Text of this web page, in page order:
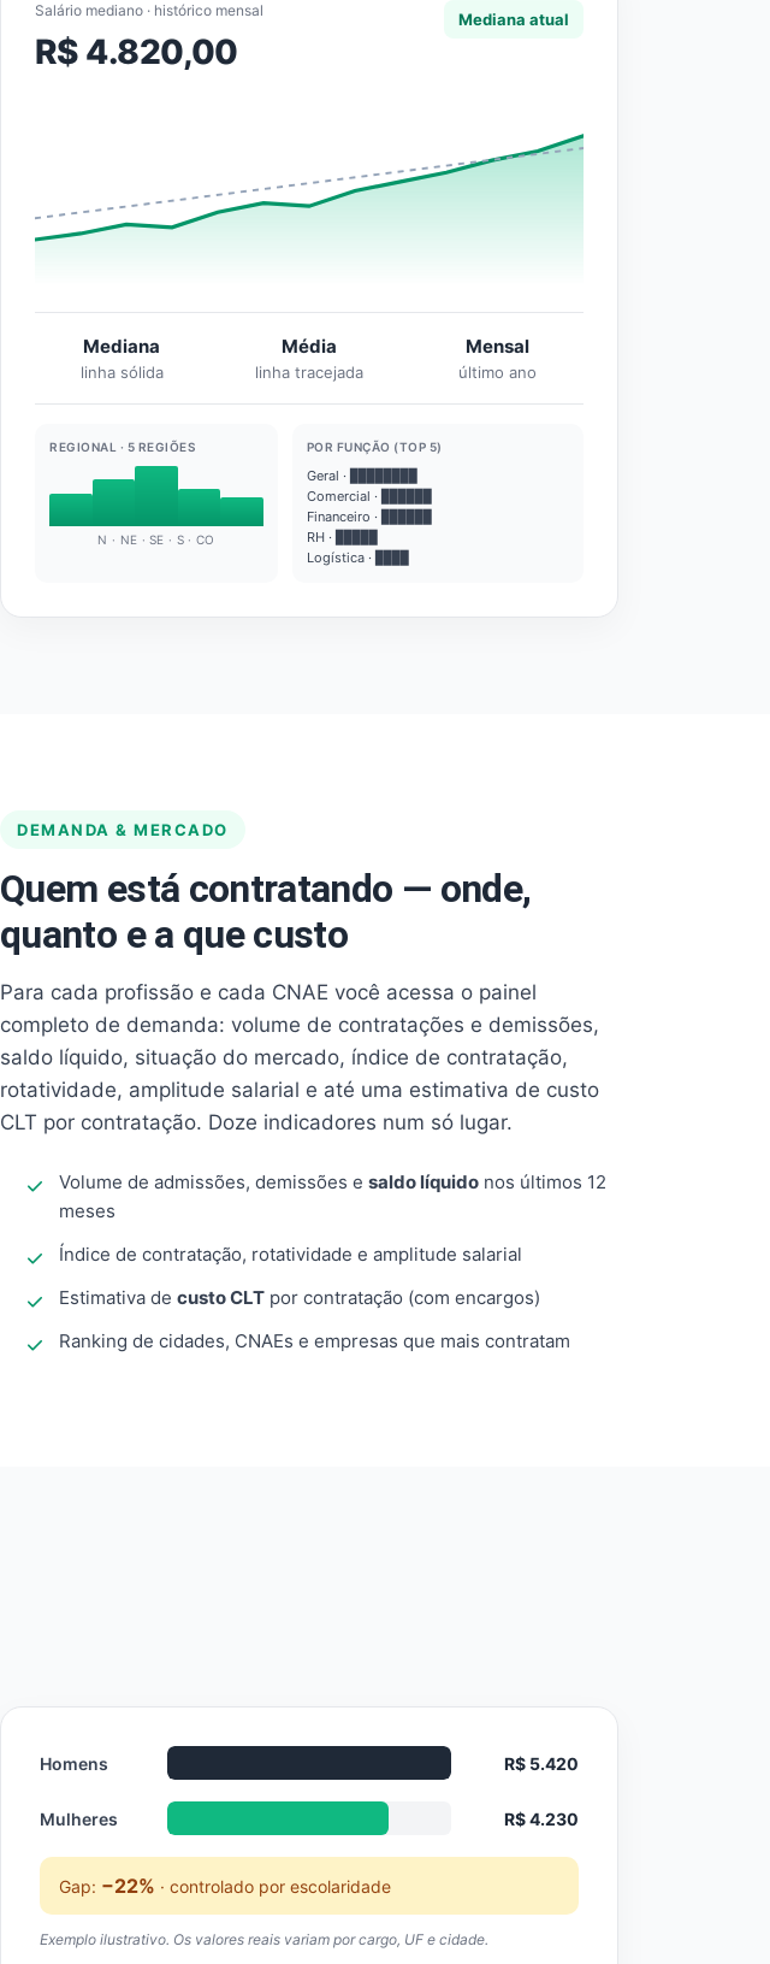
Salário mediano · histórico mensal
R$ 4.820,00
Mediana atual
Mediana
linha sólida
Média
linha tracejada
Mensal
último ano
REGIONAL · 5 REGIÕES
N · NE · SE · S · CO
POR FUNÇÃO (TOP 5)
Geral · ████████
Comercial · ██████
Financeiro · ██████
RH · █████
Logística · ████
DEMANDA & MERCADO
Quem está contratando — onde,
quanto e a que custo
Para cada profissão e cada CNAE você acessa o painel
completo de demanda: volume de contratações e demissões,
saldo líquido, situação do mercado, índice de contratação,
rotatividade, amplitude salarial e até uma estimativa de custo
CLT por contratação. Doze indicadores num só lugar.
Volume de admissões, demissões e saldo líquido nos últimos 12
meses
Índice de contratação, rotatividade e amplitude salarial
Estimativa de custo CLT por contratação (com encargos)
Ranking de cidades, CNAEs e empresas que mais contratam
Homens R$ 5.420
Mulheres R$ 4.230
Gap: −22% · controlado por escolaridade
Exemplo ilustrativo. Os valores reais variam por cargo, UF e cidade.